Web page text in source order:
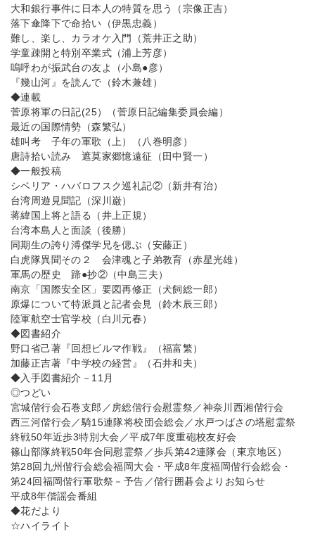
大和銀行事件に日本人の特質を思う（宗像正吉）
落下傘降下で命拾い（伊黒忠義）
難し、楽し、カラオケ入門（荒井正之助）
学童疎開と特別卒業式（浦上芳彦）
嗚呼わが振武台の友よ（小島●彦）
『幾山河』を読んで（鈴木兼雄）
◆連載
菅原将軍の日記(25）（菅原日記編集委員会編）
最近の国際情勢（森繁弘）
雄叫考 子年の軍歌（上）（八巻明彦）
唐詩拾い読み 遮莫家郷憶遠征（田中賢一）
◆一般投稿
シベリア・ハバロフスク巡礼記②（新井有治）
台湾周遊見聞記（深川巌）
蒋緯国上将と語る（井上正規）
台湾本島人と面談（後勝）
同期生の誇り溥傑学兄を偲ぶ（安藤正）
白虎隊異聞その２ 会津魂と子弟教育（赤星光雄）
軍馬の歴史 蹄●抄②（中島三夫）
南京「国際安全区」要図再修正（犬飼総一郎）
原爆について特派員と記者会見（鈴木辰三郎）
陸軍航空士官学校（白川元春）
◆図書紹介
野口省己著『回想ビルマ作戦』（福富繁）
加藤正吉著『中学校の経営』（石井和夫）
◆入手図書紹介－11月
◎つどい
宮城偕行会石巻支郎／房総偕行会慰霊祭／神奈川西湘偕行会
西三河偕行会／騎15連隊将校団会総会／水戸つばさの塔慰霊祭
終戦50年近歩3特別大会／平成7年度重砲校友好会
篠山部隊終戦50年合同慰霊祭／歩兵第42連隊会（東京地区）
第28回九州偕行会総会福岡大会・平成8年度福岡偕行会総会・
第24回福岡偕行軍歌祭－予告／偕行囲碁会よりお知らせ
平成8年偕謡会番組
◆花だより
☆ハイライト